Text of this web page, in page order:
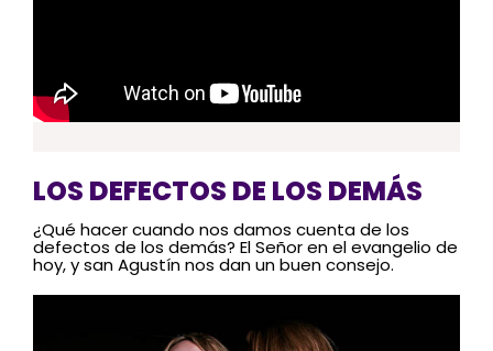
LOS DEFECTOS DE LOS DEMÁS
¿Qué hacer cuando nos damos cuenta de los
defectos de los demás? El Señor en el evangelio de
hoy, y san Agustín nos dan un buen consejo.